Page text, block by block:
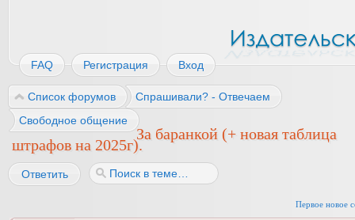
FAQ Регистрация Вход
Список форумов
Спрашивали? - Отвечаем
Свободное общение
За баранкой (+ новая таблица
штрафов на 2025г).
Ответить
Первое новое